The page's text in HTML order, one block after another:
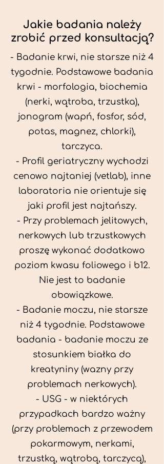
Jakie badania należy
zrobić przed konsultacją?
- Badanie krwi, nie starsze niż 4
tygodnie. Podstawowe badania
krwi - morfologia, biochemia
(nerki, wątroba, trzustka),
jonogram (wapń, fosfor, sód,
potas, magnez, chlorki),
tarczyca.
- Profil geriatryczny wychodzi
cenowo najtaniej (vetlab), inne
laboratoria nie orientuje się
jaki profil jest najtańszy.
- Przy problemach jelitowych,
nerkowych lub trzustkowych
proszę wykonać dodatkowo
poziom kwasu foliowego i b12.
Nie jest to badanie
obowiązkowe.
- Badanie moczu, nie starsze
niż 4 tygodnie. Podstawowe
badania - badanie moczu ze
stosunkiem białka do
kreatyniny (wazny przy
problemach nerkowych).
- USG - w niektórych
przypadkach bardzo ważny
(przy problemach z przewodem
pokarmowym, nerkami,
trzustką, wątrobą, tarczycą),